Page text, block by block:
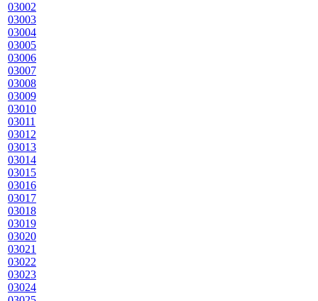
03002
03003
03004
03005
03006
03007
03008
03009
03010
03011
03012
03013
03014
03015
03016
03017
03018
03019
03020
03021
03022
03023
03024